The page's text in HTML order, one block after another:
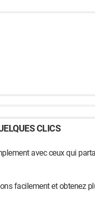
CLICS
avec ceux qui
facilement et obtenez